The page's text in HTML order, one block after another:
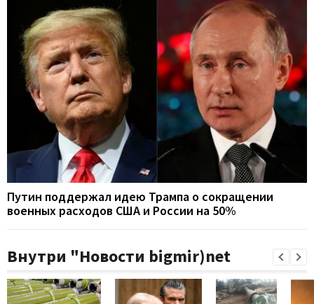
Путин поддержал идею Трампа о сокращении
военных расходов США и России на 50%
Внутри "Новости bigmir)net